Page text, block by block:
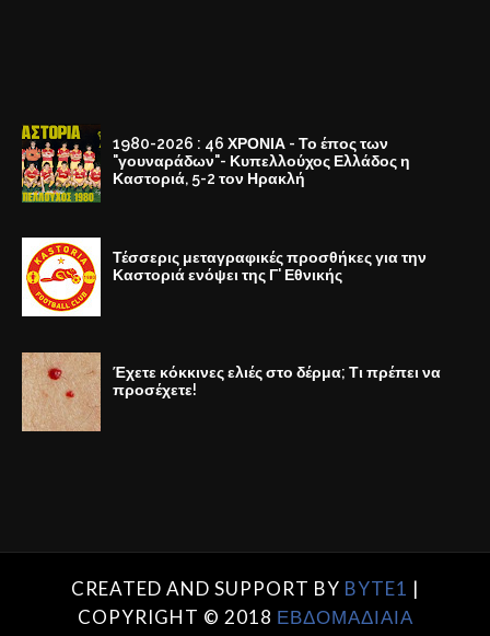
1980-2026 : 46 ΧΡΟΝΙΑ - Το έπος των
"γουναράδων"- Κυπελλούχος Ελλάδος η
Καστοριά, 5-2 τον Ηρακλή
Τέσσερις μεταγραφικές προσθήκες για την
Καστοριά ενόψει της Γ' Εθνικής
Έχετε κόκκινες ελιές στο δέρμα; Τι πρέπει να
προσέχετε!
CREATED AND SUPPORT BY BYTE1 |
COPYRIGHT © 2018 ΕΒΔΟΜΑΔΙΑΙΑ